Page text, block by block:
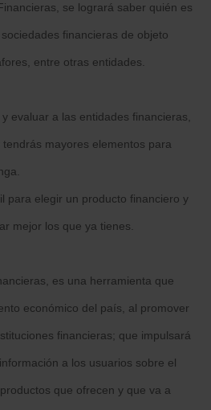
se logrará saber quién es
financieras de objeto
entre otras entidades.
evaluar a las entidades financieras,
mayores elementos para
para elegir un producto financiero y
mejor los que ya tienes.
es una herramienta que
económico del país, al promover
financieras; que impulsará
a los usuarios sobre el
que ofrecen y que va a